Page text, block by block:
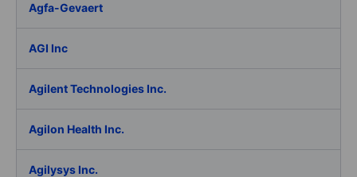
Agfa-Gevaert
AGI Inc
Agilent Technologies Inc.
Agilon Health Inc.
Agilysys Inc.